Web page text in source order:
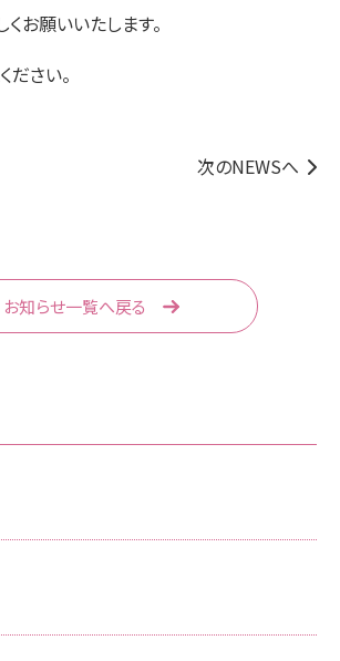
お願いいたします。
ださい。
次のNEWSへ
お知らせ一覧へ戻る